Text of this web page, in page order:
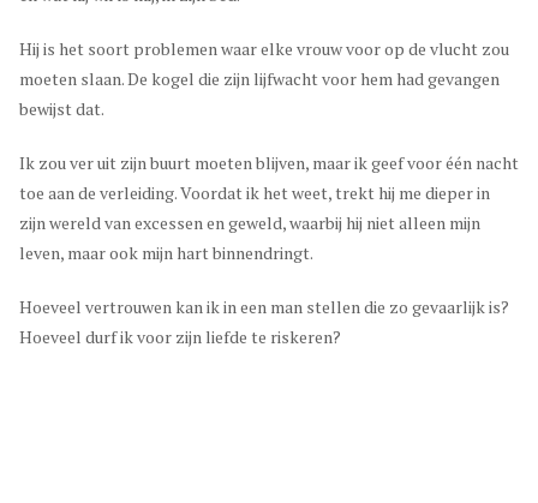
Hij is het soort problemen waar elke vrouw voor op de vlucht zou
moeten slaan. De kogel die zijn lijfwacht voor hem had gevangen
bewijst dat.
Ik zou ver uit zijn buurt moeten blijven, maar ik geef voor één nacht
toe aan de verleiding. Voordat ik het weet, trekt hij me dieper in
zijn wereld van excessen en geweld, waarbij hij niet alleen mijn
leven, maar ook mijn hart binnendringt.
Hoeveel vertrouwen kan ik in een man stellen die zo gevaarlijk is?
Hoeveel durf ik voor zijn liefde te riskeren?